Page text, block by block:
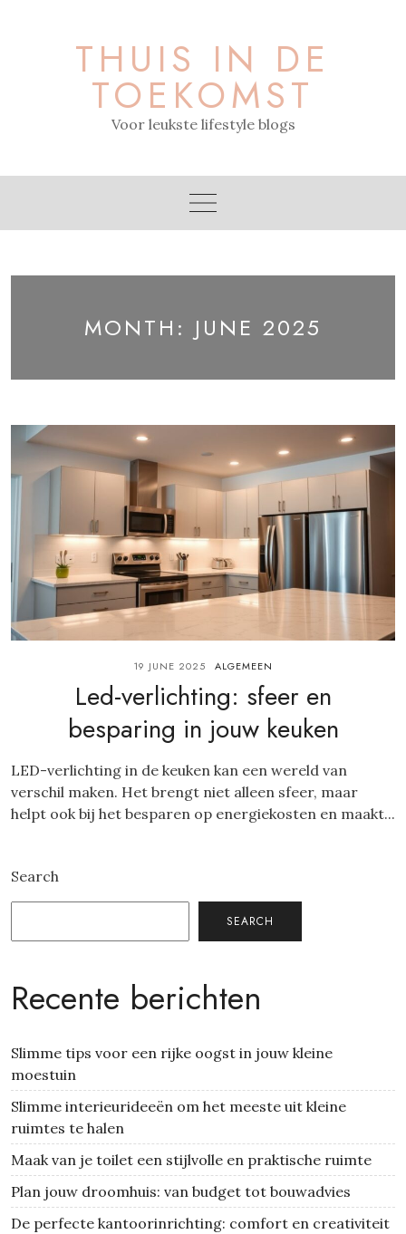
THUIS IN DE
TOEKOMST
Voor leukste lifestyle blogs
MONTH: JUNE 2025
19 JUNE 2025 ALGEMEEN
Led-verlichting: sfeer en
besparing in jouw keuken
LED-verlichting in de keuken kan een wereld van
verschil maken. Het brengt niet alleen sfeer, maar
helpt ook bij het besparen op energiekosten en maakt...
Search
SEARCH
Recente berichten
Slimme tips voor een rijke oogst in jouw kleine
moestuin
Slimme interieurideeën om het meeste uit kleine
ruimtes te halen
Maak van je toilet een stijlvolle en praktische ruimte
Plan jouw droomhuis: van budget tot bouwadvies
De perfecte kantoorinrichting: comfort en creativiteit